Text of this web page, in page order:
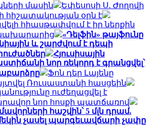
մասին
Եփեսոսի Ս. Ժողովի
հիշատակության օրն է
հիասթափվում է իր ներքին
«Դելֆին» թայֆունը
և շարժվում է դեպի
Հյուսիսային
նոր ռեկորդ է գրանցվել՝
Ֆոն դեր Լայենը
Ռուսաստանի հասցեին
ուժեղացվել է
նոր հոսքի պատճառով
հաշվին՝ 5 մլն դրամ.
մեկին չասել պարգեւավճարի չափը